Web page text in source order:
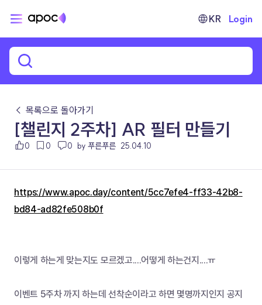
KR Login
← 목록으로 돌아가기
[챌린지 2주차] AR 필터 만들기
0 0 0 by 푸른푸른 25.04.10
https://www.apoc.day/content/5cc7efe4-ff33-42b8-
bd84-ad82fe508b0f
이렇게 하는게 맞는지도 모르겠고....어떻게 하는건지....ㅠ
이벤트 5주차 까지 하는데 선착순이라고 하면 몇명까지인지 공지